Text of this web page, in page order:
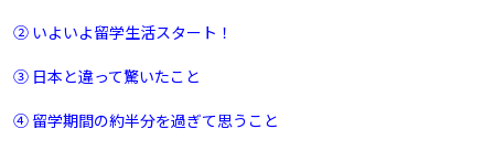
② いよいよ留学生活スタート！
③ 日本と違って驚いたこと
④ 留学期間の約半分を過ぎて思うこと